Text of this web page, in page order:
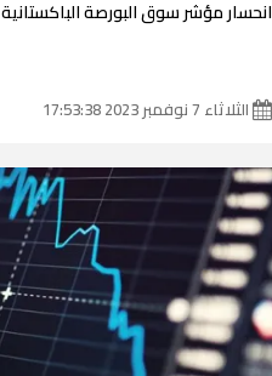
انحسار مؤشر سوق البورصة الباكستانية 0.23%
الثلاثاء 7 نوفمبر 2023 17:53:38